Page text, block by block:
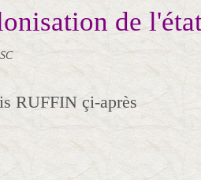
de
RUFFIN çi-après